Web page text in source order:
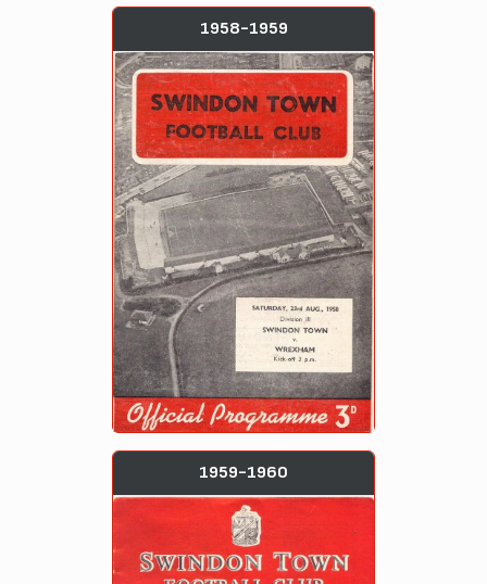
1958-1959
1959-1960